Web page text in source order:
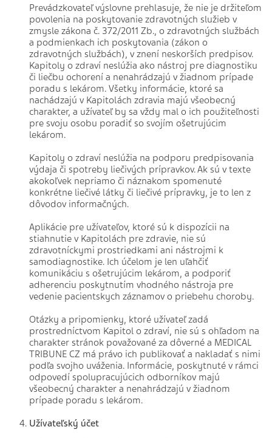
Prevádzkovateľ výslovne prehlasuje, že nie je držiteľom
povolenia na poskytovanie zdravotných služieb v
zmysle zákona č. 372/2011 Zb., o zdravotných službách
a podmienkach ich poskytovania (zákon o
zdravotných službách), v znení neskorších predpisov.
Kapitoly o zdraví neslúžia ako nástroj pre diagnostiku
či liečbu ochorení a nenahrádzajú v žiadnom prípade
poradu s lekárom. Všetky informácie, ktoré sa
nachádzajú v Kapitolách zdravia majú všeobecný
charakter, a užívateľ by sa vždy mal o ich použiteľnosti
pre svoju osobu poradiť so svojím ošetrujúcim
lekárom.
Kapitoly o zdraví neslúžia na podporu predpisovania
výdaja či spotreby liečivých prípravkov. Ak sú v texte
akokoľvek nepriamo či náznakom spomenuté
konkrétne liečivé látky či liečivé prípravky, je to len z
dôvodov informačných.
Aplikácie pre užívateľov, ktoré sú k dispozícii na
stiahnutie v Kapitolách pre zdravie, nie sú
zdravotníckymi prostriedkami ani nástrojmi k
samodiagnostike. Ich účelom je len uľahčiť
komunikáciu s ošetrujúcim lekárom, a podporiť
adherenciu poskytnutím vhodného nástroja pre
vedenie pacientskych záznamov o priebehu choroby.
Otázky a pripomienky, ktoré užívateľ zadá
prostredníctvom Kapitol o zdraví, nie sú s ohľadom na
charakter stránok považované za dôverné a MEDICAL
TRIBUNE CZ má právo ich publikovať a nakladať s nimi
podľa svojho uváženia. Informácie, poskytnuté v rámci
odpovedí spolupracujúcich odborníkov majú
všeobecný charakter a nenahrádzajú v žiadnom
prípade poradu s lekárom.
Užívateľský účet